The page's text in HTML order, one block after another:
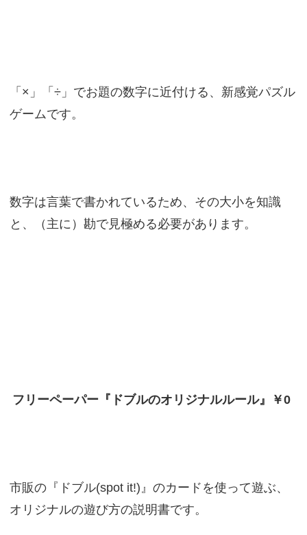
「×」「÷」でお題の数字に近付ける、新感覚パズル
ゲームです。
数字は言葉で書かれているため、その大小を知識
と、（主に）勘で見極める必要があります。
フリーペーパー『ドブルのオリジナルルール』￥0
市販の『ドブル(spot it!)』のカードを使って遊ぶ、
オリジナルの遊び方の説明書です。